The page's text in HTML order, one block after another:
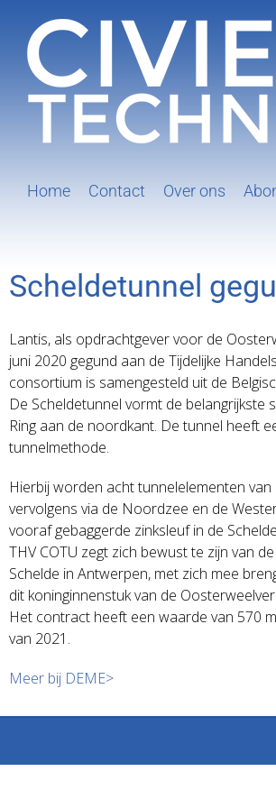
inhoud
Home Contact Over ons
Scheldetunnel
Lantis, als opdrachtgever voor de
juni 2020 gegund aan de Tijdelijke
consortium is samengesteld uit de
De Scheldetunnel vormt de
Ring aan de noordkant. De tunnel heeft
tunnelmethode.
Hierbij worden acht tunnelelementen
vervolgens via de Noordzee en de
vooraf gebaggerde zinksleuf in de
THV COTU zegt zich bewust te zijn van
Schelde in Antwerpen, met zich mee
dit koninginnenstuk van de
Het contract heeft een waarde van 570
van 2021.
Meer bij DEME>